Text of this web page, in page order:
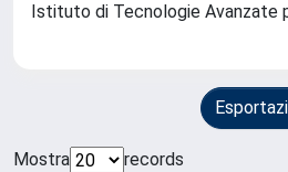
Istituto di Tecnologie Avanzate
Mostra
records